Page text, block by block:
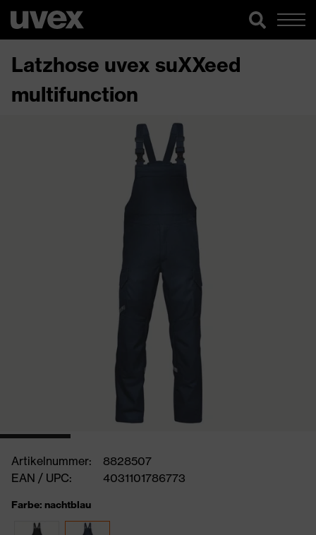
Latzhose uvex suXXeed
multifunction
Artikelnummer:
8828507
EAN / UPC:
4031101786773
Farbe: nachtblau